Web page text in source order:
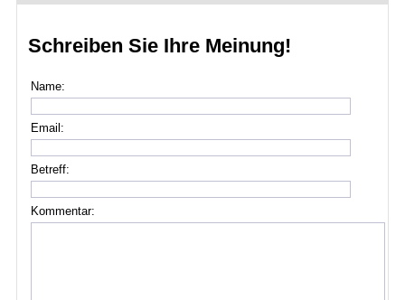
Schreiben Sie Ihre Meinung!
Name:
Email:
Betreff:
Kommentar: